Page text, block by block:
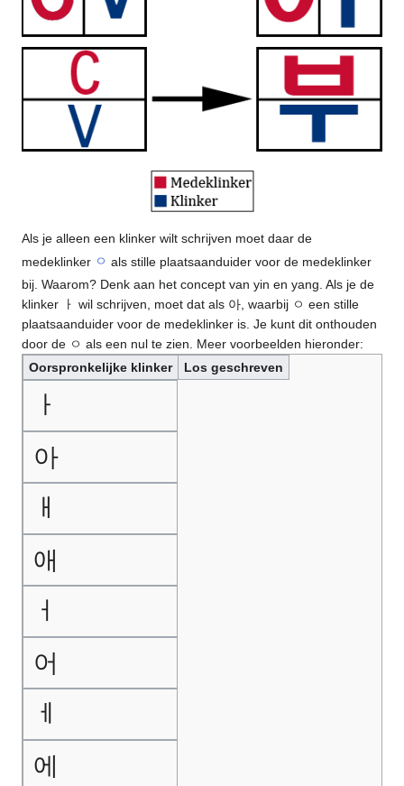
Als je alleen een klinker wilt schrijven moet daar de
medeklinker ㅇ als stille plaatsaanduider voor de medeklinker
bij. Waarom? Denk aan het concept van yin en yang. Als je de
klinker ㅏ wil schrijven, moet dat als 아, waarbij ㅇ een stille
plaatsaanduider voor de medeklinker is. Je kunt dit onthouden
door de ㅇ als een nul te zien. Meer voorbeelden hieronder:
Oorspronkelijke klinker
Los geschreven
ㅏ
아
ㅐ
애
ㅓ
어
ㅔ
에